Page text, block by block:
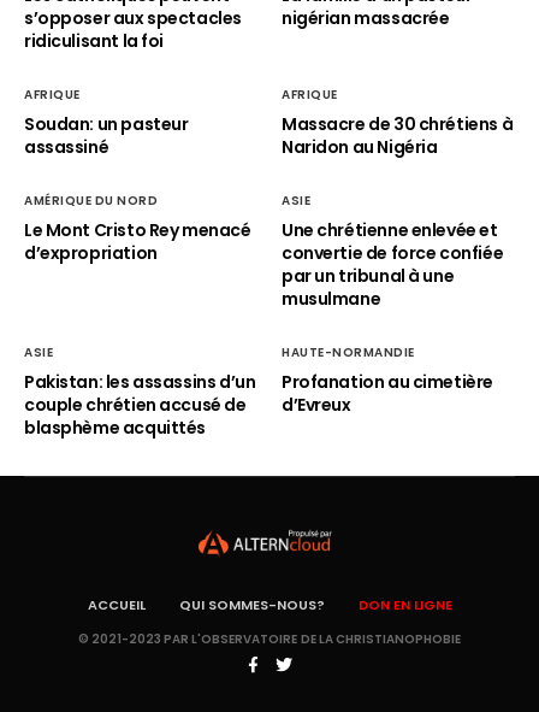
s’opposer aux spectacles
ridiculisant la foi
nigérian massacrée
AFRIQUE
Soudan: un pasteur
assassiné
AFRIQUE
Massacre de 30 chrétiens à
Naridon au Nigéria
AMÉRIQUE DU NORD
Le Mont Cristo Rey menacé
d’expropriation
ASIE
Une chrétienne enlevée et
convertie de force confiée
par un tribunal à une
musulmane
ASIE
Pakistan: les assassins d’un
couple chrétien accusé de
blasphème acquittés
HAUTE-NORMANDIE
Profanation au cimetière
d’Evreux
ACCUEIL QUI SOMMES-NOUS? DON EN LIGNE
© 2021-2023 PAR L'OBSERVATOIRE DE LA CHRISTIANOPHOBIE